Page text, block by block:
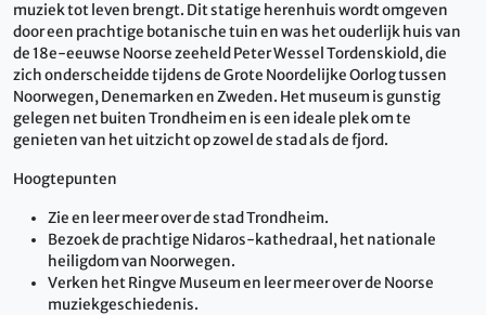
muziek tot leven brengt. Dit statige herenhuis wordt omgeven
door een prachtige botanische tuin en was het ouderlijk huis van
de 18e-eeuwse Noorse zeeheld Peter Wessel Tordenskiold, die
zich onderscheidde tijdens de Grote Noordelijke Oorlog tussen
Noorwegen, Denemarken en Zweden. Het museum is gunstig
gelegen net buiten Trondheim en is een ideale plek om te
genieten van het uitzicht op zowel de stad als de fjord.
Hoogtepunten
Zie en leer meer over de stad Trondheim.
Bezoek de prachtige Nidaros-kathedraal, het nationale
heiligdom van Noorwegen.
Verken het Ringve Museum en leer meer over de Noorse
muziekgeschiedenis.